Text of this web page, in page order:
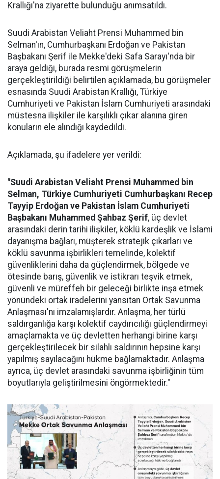
Krallığı'na ziyarette bulunduğu anımsatıldı.
Suudi Arabistan Veliaht Prensi Muhammed bin
Selman'ın, Cumhurbaşkanı Erdoğan ve Pakistan
Başbakanı Şerif ile Mekke'deki Safa Sarayı'nda bir
araya geldiği, burada resmi görüşmelerin
gerçekleştirildiği belirtilen açıklamada, bu görüşmeler
esnasında Suudi Arabistan Krallığı, Türkiye
Cumhuriyeti ve Pakistan İslam Cumhuriyeti arasındaki
müstesna ilişkiler ile karşılıklı çıkar alanına giren
konuların ele alındığı kaydedildi.
Açıklamada, şu ifadelere yer verildi:
"Suudi Arabistan Veliaht Prensi Muhammed bin
Selman, Türkiye Cumhuriyeti Cumhurbaşkanı Recep
Tayyip Erdoğan ve Pakistan İslam Cumhuriyeti
Başbakanı Muhammed Şahbaz Şerif, üç devlet
arasındaki derin tarihi ilişkiler, köklü kardeşlik ve İslami
dayanışma bağları, müşterek stratejik çıkarları ve
köklü savunma işbirlikleri temelinde, kolektif
güvenliklerini daha da güçlendirmek, bölgede ve
ötesinde barış, güvenlik ve istikrarı teşvik etmek,
güvenli ve müreffeh bir geleceği birlikte inşa etmek
yönündeki ortak iradelerini yansıtan Ortak Savunma
Anlaşması'nı imzalamışlardır. Anlaşma, her türlü
saldırganlığa karşı kolektif caydırıcılığı güçlendirmeyi
amaçlamakta ve üç devletten herhangi birine karşı
gerçekleştirilecek bir silahlı saldırının hepsine karşı
yapılmış sayılacağını hükme bağlamaktadır. Anlaşma
ayrıca, üç devlet arasındaki savunma işbirliğinin tüm
boyutlarıyla geliştirilmesini öngörmektedir."